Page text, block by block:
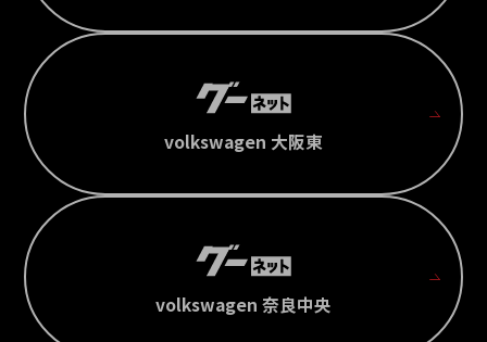
volkswagen 大阪東
volkswagen 奈良中央